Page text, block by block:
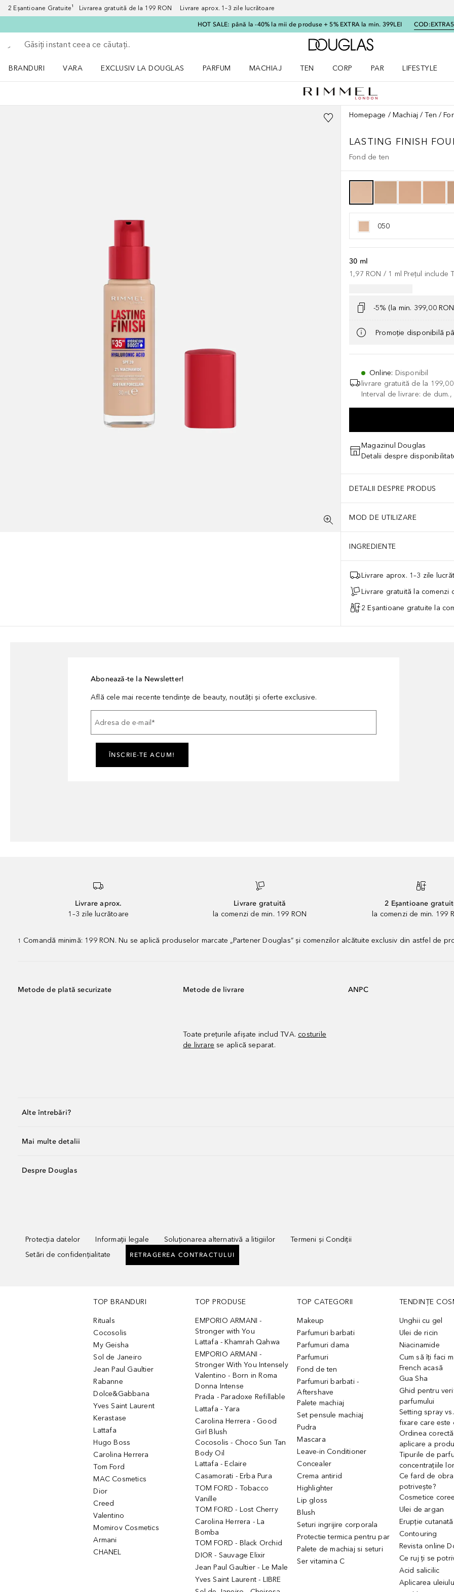
2 Eșantioane Gratuite¹ Livrarea gratuită de la 199 RON Livrare aprox. 1–3 zile lucrătoare
HOT SALE: până la -40% la mii de produse + 5% EXTRA la min. 399LEI COD:
Înapoi
Executați căutarea
Către pagina principală
BRANDURI
VARA
EXCLUSIV LA DOUGLAS
PARFUM
MACHIAJ
TEN
CORP
PAR
LIFESTYLE
Homepage Machiaj Ten
LASTING FINISH
Fond de ten
050
30 ml
1,97 RON / 1 ml Prețul include
-5% (la min. 399,00
Promoție disponibilă
Online: Disponibil
livrare gratuită de la
Interval de livrare: de
Magazinul Douglas
Detalii despre
DETALII DESPRE PRODUS
MOD DE UTILIZARE
INGREDIENTE
Livrare aprox. 1–3 zile
Livrare gratuită la comenzi
2 Eșantioane gratuite la
Abonează-te la Newsletter!
Află cele mai recente tendințe de beauty, noutăți și oferte exclusive.
Adresa de e-mail *
ÎNSCRIE-TE ACUM!
Livrare aprox.
1–3 zile lucrătoare
Livrare gratuită
la comenzi de min. 199 RON
2 Eșantioane
la comenzi de min. 199
1 Comandă minimă: 199 RON. Nu se aplică produselor marcate „Partener Douglas” și comenzilor alcătuite exclusiv din astfel de
Metode de plată securizate Metode de livrare
Toate prețurile afișate includ TVA. costurile
de livrare se aplică separat.
ANPC
Alte întrebări?
Mai multe detalii
Despre Douglas
Protecția datelor Informații legale Soluționarea alternativă a litigiilor
Termeni și Condiții
Setări de confidențialitate
RETRAGEREA CONTRACTULUI
TOP BRANDURI
Rituals
Cocosolis
My Geisha
Sol de Janeiro
Jean Paul Gaultier
Rabanne
Dolce&Gabbana
Yves Saint Laurent
Kerastase
Lattafa
Hugo Boss
Carolina Herrera
Tom Ford
MAC Cosmetics
Dior
Creed
Valentino
Momirov Cosmetics
Armani
CHANEL
TOP PRODUSE
EMPORIO ARMANI -
Stronger with You
Lattafa - Khamrah Qahwa
EMPORIO ARMANI -
Stronger With You Intensely
Valentino - Born in Roma
Donna Intense
Prada - Paradoxe Refillable
Lattafa - Yara
Carolina Herrera - Good
Girl Blush
Cocosolis - Choco Sun Tan
Body Oil
Lattafa - Eclaire
Casamorati - Erba Pura
TOM FORD - Tobacco
Vanille
TOM FORD - Lost Cherry
Carolina Herrera - La
Bomba
TOM FORD - Black Orchid
DIOR - Sauvage Elixir
Jean Paul Gaultier - Le Male
Yves Saint Laurent - LIBRE
TOP CATEGORII
Makeup
Parfumuri barbati
Parfumuri dama
Parfumuri
Fond de ten
Parfumuri barbati -
Aftershave
Palete machiaj
Set pensule machiaj
Pudra
Mascara
Leave-in Conditioner
Concealer
Crema antirid
Highlighter
Lip gloss
Blush
Seturi ingrijire corporala
Protectie termica pentru par
Palete de machiaj si seturi
Ser vitamina C
TENDINȚE
Unghii cu gel
Ulei de ricin
Niacinamide
Cum să îți faci
French acasă
Gua Sha
Ghid pentru
parfumului
Setting spray
fixare care este
Ordinea
aplicare a
Tipurile de
concentrațiile
Ce fard de
potrivește?
Cosmetice
Ulei de argan
Erupție
Contouring
Revista online
Ce ruj ți se
Acid salicilic
Aplicarea